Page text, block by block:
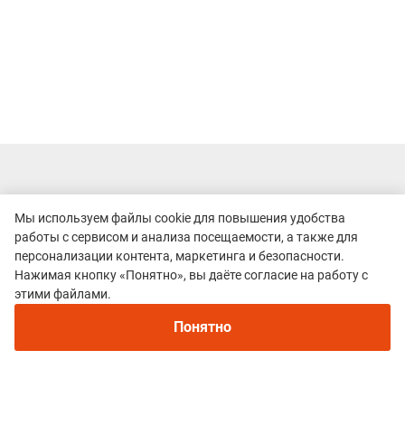
Все гонки
Осенний трейл на Калиновке
Мы используем файлы cookie для повышения удобства
работы с сервисом и анализа посещаемости, а также для
персонализации контента, маркетинга и безопасности.
Нажимая кнопку «Понятно», вы даёте согласие на работу с
этими файлами.
Понятно